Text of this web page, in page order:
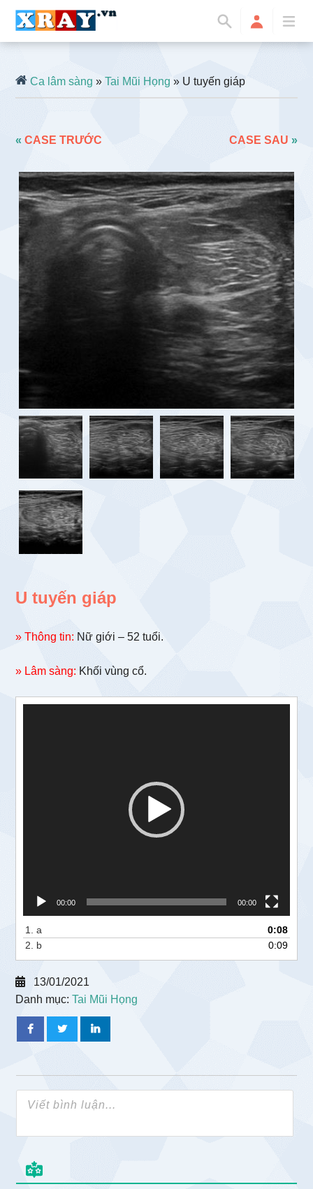
Ca lâm sàng »Tai Mũi Họng » U tuyến giáp
«CASE TRƯỚC CASE SAU »
U tuyến giáp
» Thông tin: Nữ giới – 52 tuổi.
» Lâm sàng: Khối vùng cổ.
00:00 00:00
1.a
0:08
2. b 0:09
13/01/2021
Danh mục:Tai Mũi Họng